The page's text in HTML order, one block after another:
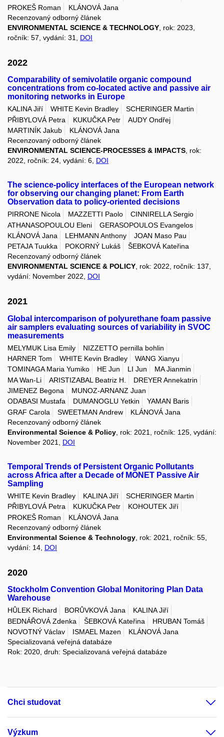
PROKEŠ Roman
KLÁNOVÁ Jana
Recenzovaný odborný článek
ENVIRONMENTAL SCIENCE & TECHNOLOGY , rok: 2023,
ročník: 57, vydání: 31, DOI
2022
Comparability of semivolatile organic compound
concentrations from co-located active and passive air
monitoring networks in Europe
KALINA Jiří WHITE Kevin Bradley
SCHERINGER Martin
PŘIBYLOVÁ Petra
KUKUČKA Petr
AUDY Ondřej
MARTINÍK Jakub
KLÁNOVÁ Jana
Recenzovaný odborný článek
ENVIRONMENTAL SCIENCE-PROCESSES & IMPACTS , rok:
2022, ročník: 24, vydání: 6, DOI
The science-policy interfaces of the European network
for observing our changing planet: From Earth
Observation data to policy-oriented decisions
PIRRONE Nicola MAZZETTI Paolo
CINNIRELLA Sergio
ATHANASOPOULOU Eleni
GERASOPOULOS Evangelos
KLÁNOVÁ Jana
LEHMANN Anthony
JOAN Maso Pau
PETAJA Tuukka
POKORNÝ Lukáš
ŠEBKOVÁ Kateřina
Recenzovaný odborný článek
ENVIRONMENTAL SCIENCE & POLICY , rok: 2022, ročník: 137,
vydání: November 2022, DOI
2021
Global intercomparison of polyurethane foam passive
air samplers evaluating sources of variability in SVOC
measurements
MELYMUK Lisa Emily
NIZZETTO pernilla bohlin
HARNER Tom
WHITE Kevin Bradley
WANG Xianyu
TOMINAGA Maria Yumiko
HE Jun LI Jun
MA Jianmin
MA Wan-Li
ARISTIZABAL Beatriz H.
DREYER Annekatrin
JIMENEZ Begona
MUNOZ-ARNANZ Juan
ODABASI Mustafa
DUMANOGLU Yetkin
YAMAN Baris
GRAF Carola
SWEETMAN Andrew
KLÁNOVÁ Jana
Recenzovaný odborný článek
Environmental Science & Policy , rok: 2021, ročník: 125, vydání:
November 2021, DOI
Temporal Trends of Persistent Organic Pollutants
across Africa after a Decade of MONET Passive Air
Sampling
WHITE Kevin Bradley KALINA Jiří
SCHERINGER Martin
PŘIBYLOVÁ Petra
KUKUČKA Petr
KOHOUTEK Jiří
PROKEŠ Roman
KLÁNOVÁ Jana
Recenzovaný odborný článek
Environmental Science & Technology , rok: 2021, ročník: 55,
vydání: 14, DOI
2020
Stockholm Convention Global Monitoring Plan Data
Warehouse
HŮLEK Richard BORŮVKOVÁ Jana
KALINA Jiří
BEDNÁŘOVÁ Zdenka
ŠEBKOVÁ Kateřina
HRUBAN Tomáš
NOVOTNÝ Václav
ISMAEL Mazen
KLÁNOVÁ Jana
Specializovaná veřejná databáze
Rok: 2020, druh: Specializovaná veřejná databáze
Chci studovat
Výzkum